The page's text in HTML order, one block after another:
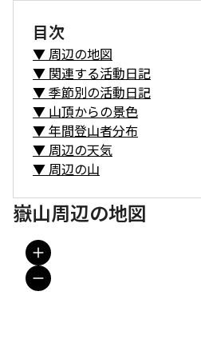
目次
▼ 周辺の地図
▼ 関連する活動日記
▼季節別の活動日記
▼ 山頂からの景色
▼年間登山者分布
▼ 周辺の天気
▼ 周辺の山
嶽山周辺の地図